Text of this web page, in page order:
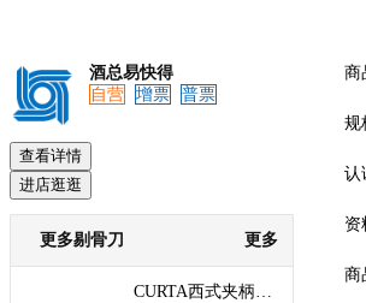
酒总易快得
自营
增票 普票
查看详情
进店逛逛
更多剔骨刀 更多
CURTA西式夹柄剔
商
规
认
资
商